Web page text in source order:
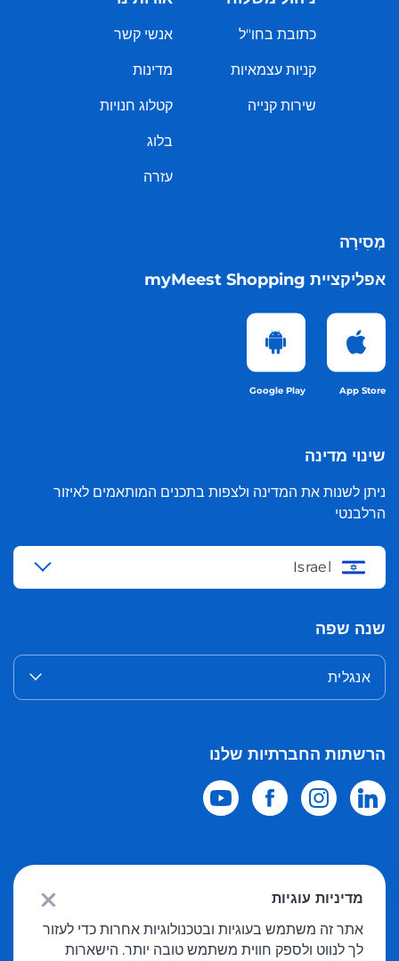
כתובת בחו"ל
קניות עצמאיות
שירות קנייה
אנשי קשר
מדינות
קטלוג חנויות
בלוג
עזרה
מְסִירָה
אפליקציית myMeest Shopping
App Store
Google Play
שינוי מדינה
ניתן לשנות את המדינה ולצפות בתכנים המותאמים לאיזור
הרלבנטי
Israel
שנה שפה
אנגלית
הרשתות החברתיות שלנו
מדיניות פרטיות
מדיניות עוגיות
אתר זה משתמש בעוגיות ובטכנולוגיות אחרות כדי לעזור
לך לנווט ולספק חווית משתמש טובה יותר. הישארות